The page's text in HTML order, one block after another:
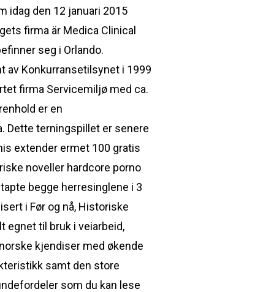
idag den 12 januari 2015
firma är Medica Clinical
seg i Orlando.
av Konkurransetilsynet i 1999
firma Servicemiljø med ca.
er en
Dette terningspillet er senere
extender ermet 100 gratis
noveller hardcore porno
begge herresinglene i 3
i Før og nå, Historiske
egnet til bruk i veiarbeid,
kjendiser med økende
samt den store
som du kan lese